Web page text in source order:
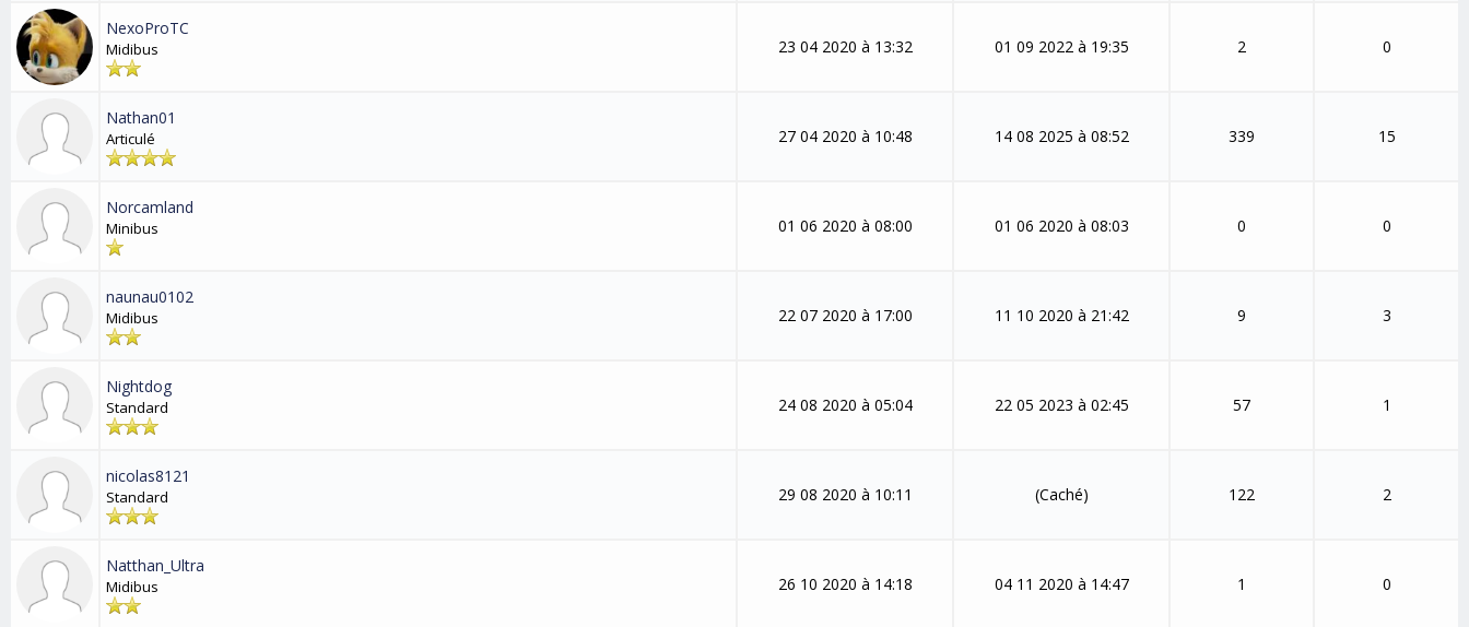
NexoProTC
Midibus 23 04 2020 à 13:32 01 09 2022 à 19:35 2 0
Nathan01
Articulé 27 04 2020 à 10:48 14 08 2025 à 08:52 339 15
Norcamland
Minibus 01 06 2020 à 08:00 01 06 2020 à 08:03 0 0
naunau0102
Midibus 22 07 2020 à 17:00 11 10 2020 à 21:42 9 3
Nightdog
Standard 24 08 2020 à 05:04 22 05 2023 à 02:45 57 1
nicolas8121
Standard 29 08 2020 à 10:11 (Caché) 122 2
Natthan_Ultra
Midibus 26 10 2020 à 14:18 04 11 2020 à 14:47 1 0